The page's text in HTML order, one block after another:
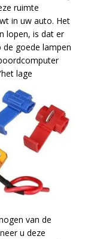
ruimte
in uw auto. Het
lopen, is dat er
goede lampen
lage
van de
u deze